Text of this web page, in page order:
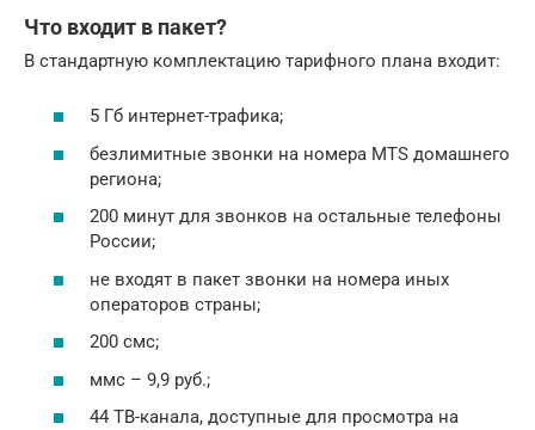
Что входит в пакет?
В стандартную комплектацию тарифного плана входит:
5 Гб интернет-трафика;
безлимитные звонки на номера MTS домашнего
региона;
200 минут для звонков на остальные телефоны
России;
не входят в пакет звонки на номера иных
операторов страны;
200 смс;
ммс – 9,9 руб.;
44 ТВ-канала, доступные для просмотра на